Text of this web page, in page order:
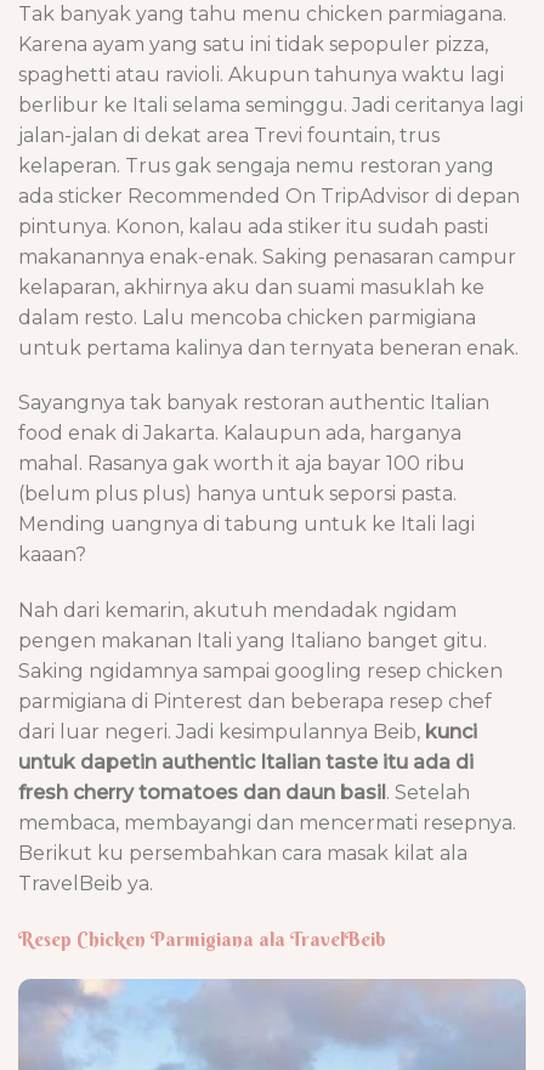
Tak banyak yang tahu menu chicken parmiagana.
Karena ayam yang satu ini tidak sepopuler pizza,
spaghetti atau ravioli. Akupun tahunya waktu lagi
berlibur ke Itali selama seminggu. Jadi ceritanya lagi
jalan-jalan di dekat area Trevi fountain, trus
kelaperan. Trus gak sengaja nemu restoran yang
ada sticker Recommended On TripAdvisor di depan
pintunya. Konon, kalau ada stiker itu sudah pasti
makanannya enak-enak. Saking penasaran campur
kelaparan, akhirnya aku dan suami masuklah ke
dalam resto. Lalu mencoba chicken parmigiana
untuk pertama kalinya dan ternyata beneran enak.
Sayangnya tak banyak restoran authentic Italian
food enak di Jakarta. Kalaupun ada, harganya
mahal. Rasanya gak worth it aja bayar 100 ribu
(belum plus plus) hanya untuk seporsi pasta.
Mending uangnya di tabung untuk ke Itali lagi
kaaan?
Nah dari kemarin, akutuh mendadak ngidam
pengen makanan Itali yang Italiano banget gitu.
Saking ngidamnya sampai googling resep chicken
parmigiana di Pinterest dan beberapa resep chef
dari luar negeri. Jadi kesimpulannya Beib, kunci
untuk dapetin authentic Italian taste itu ada di
fresh cherry tomatoes dan daun basil . Setelah
membaca, membayangi dan mencermati resepnya.
Berikut ku persembahkan cara masak kilat ala
TravelBeib ya.
Resep Chicken Parmigiana ala TravelBeib